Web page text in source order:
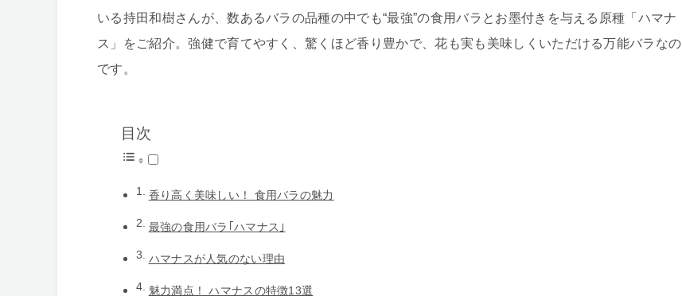
いる持田和樹さんが、数あるバラの品種の中でも“最強”の食用バラとお墨付きを与える原種「ハマナ
ス」をご紹介。強健で育てやすく、驚くほど香り豊かで、花も実も美味しくいただける万能バラなの
です。
目次
香り高く美味しい！ 食用バラの魅力
最強の食用バラ｢ハマナス｣
ハマナスが人気のない理由
魅力満点！ ハマナスの特徴13選